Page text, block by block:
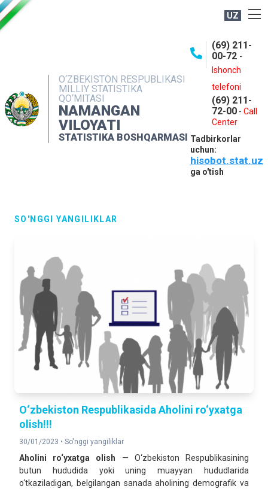
UZ
O‘ZBEKISTON RESPUBLIKASI
MILLIY STATISTIKA
QO‘MITASI
NAMANGAN
VILOYATI
STATISTIKA BOSHQARMASI
(69) 211-
00-72 -
Ishonch
telefoni
(69) 211-
72-00 - Call
Center
Tadbirkorlar
uchun:
hisobot.stat.uz
ga o'tish
NASHRLAR
INTERAKTIV XIZMATLAR
MATBUOT XIZMATI
MUROJAATLAR
SO'NGGI YANGILIKLAR
O‘zbekiston Respublikasida Aholini ro‘yxatga
olish!!!
30/01/2023 • So'nggi yangiliklar
Aholini ro‘yxatga olish — O‘zbekiston Respublikasining
butun hududida yoki uning muayyan hududlarida
o‘tkaziladigan, belgilangan sanada aholining demografik va